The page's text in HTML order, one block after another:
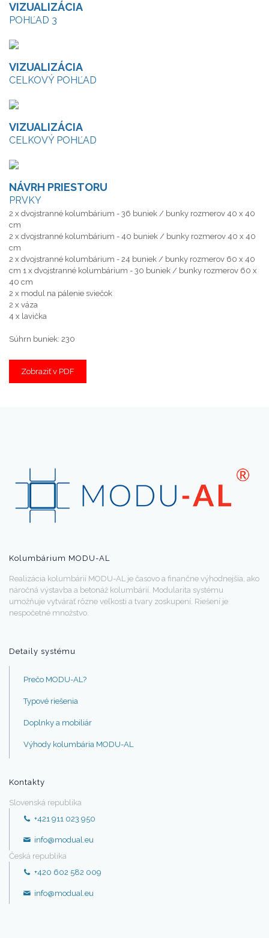
VIZUALIZÁCIA
POHĽAD 3
VIZUALIZÁCIA
CELKOVÝ POHĽAD
VIZUALIZÁCIA
CELKOVÝ POHĽAD
NÁVRH PRIESTORU
PRVKY
2 x dvojstranné kolumbárium - 36 buniek / bunky rozmerov 40 x 40
cm
2 x dvojstranné kolumbárium - 40 buniek / bunky rozmerov 40 x 40
cm
2 x dvojstranné kolumbárium - 24 buniek / bunky rozmerov 60 x 40
cm 1 x dvojstranné kolumbárium - 30 buniek / bunky rozmerov 60 x
40 cm
2 x modul na pálenie sviečok
2 x váza
4 x lavička
Súhrn buniek: 230
Zobraziť v PDF
Kolumbárium MODU-AL
Realizácia kolumbárií MODU-AL je časovo a finančne výhodnejšia, ako
náročná výstavba a betonáž kolumbárií. Modularita systému
umožňuje vytvárať rôzne veľkosti a tvary zoskupení. Riešení je
nespočetné množstvo.
Detaily systému
Prečo MODU-AL?
Typové riešenia
Doplnky a mobiliár
Výhody kolumbária MODU-AL
Kontakty
Slovenská republika
+421 911 023 950
info@modual.eu
Česká republika
+420 602 582 009
info@modual.eu